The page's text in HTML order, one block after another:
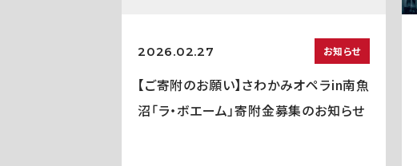
2026.02.27 お知らせ
【ご寄附のお願い】さわかみオペラin南魚
沼「ラ・ボエーム」寄附金募集のお知らせ